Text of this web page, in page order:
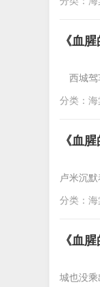
《血
第
西城驾
分类： 海
《血
卢米沉
分类： 海
《血
城也没乘